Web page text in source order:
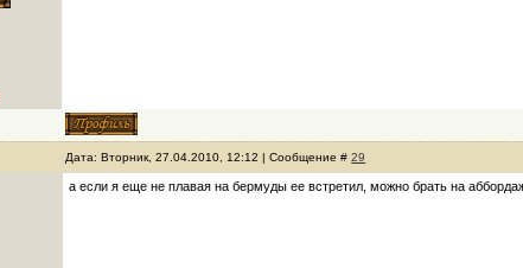
Дата: Вторник, 27.04.2010, 12:12 | Сообщение #29
а если я еще не плавая на бермуды ее встретил, можно брать на